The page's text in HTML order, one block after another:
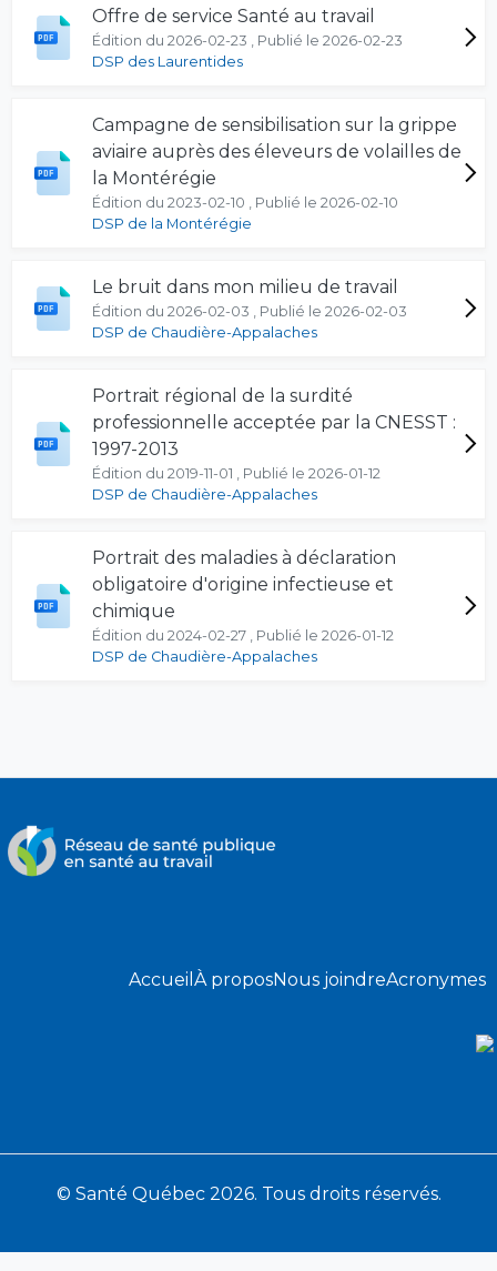
Offre de service Santé au travail
Édition du 2026-02-23 , Publié le 2026-02-23
DSP des Laurentides
Campagne de sensibilisation sur la grippe
aviaire auprès des éleveurs de volailles de
la Montérégie
Édition du 2023-02-10 , Publié le 2026-02-10
DSP de la Montérégie
Le bruit dans mon milieu de travail
Édition du 2026-02-03 , Publié le 2026-02-03
DSP de Chaudière-Appalaches
Portrait régional de la surdité
professionnelle acceptée par la CNESST :
1997-2013
Édition du 2019-11-01 , Publié le 2026-01-12
DSP de Chaudière-Appalaches
Portrait des maladies à déclaration
obligatoire d'origine infectieuse et
chimique
Édition du 2024-02-27 , Publié le 2026-01-12
DSP de Chaudière-Appalaches
Accueil À proposNous joindreAcronymes
© Santé Québec 2026. Tous droits réservés.